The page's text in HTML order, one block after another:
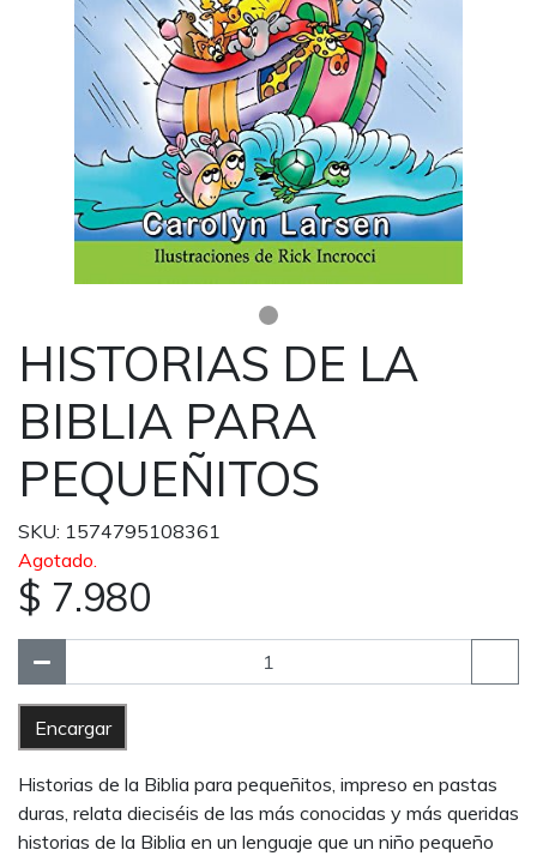
HISTORIAS DE LA
BIBLIA PARA
PEQUEÑITOS
SKU: 1574795108361
Agotado.
$ 7.980
Encargar
Historias de la Biblia para pequeñitos, impreso en pastas
duras, relata dieciséis de las más conocidas y más queridas
historias de la Biblia en un lenguaje que un niño pequeño